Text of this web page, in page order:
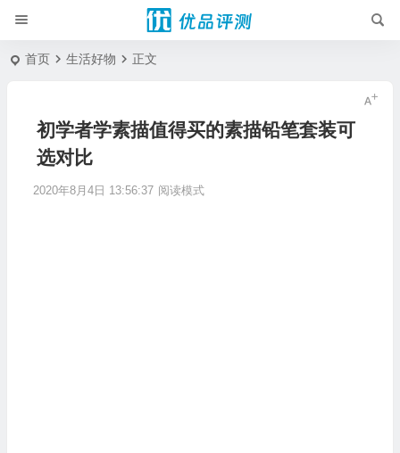
首页 生活好物 正文
初学者学素描值得买的素描铅笔套装可
选对比
2020年8月4日 13:56:37 阅读模式